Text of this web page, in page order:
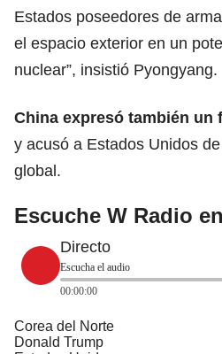
Estados poseedores de
el espacio exterior en un
nuclear”, insistió Pyongyang.
China expresó también un
y acusó a Estados Unidos
global.
Escuche W Radio
Directo
Escucha el audio
00:00:00
Corea del Norte
Donald Trump